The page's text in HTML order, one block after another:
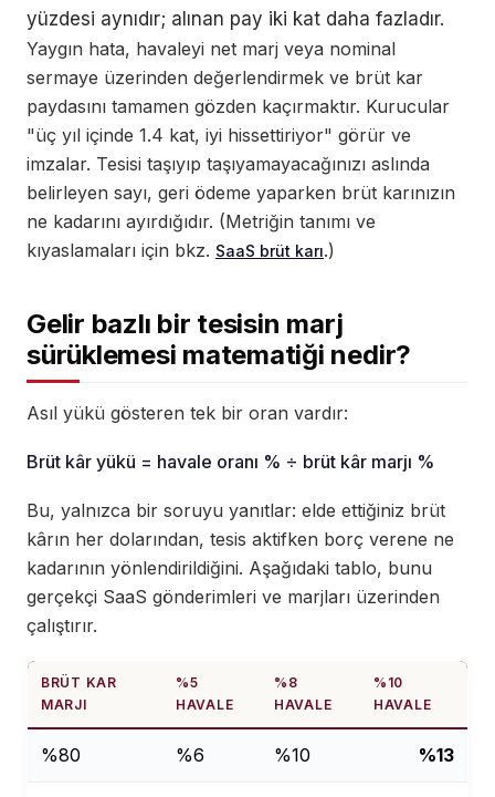
yüzdesi aynıdır; alınan pay iki kat daha fazladır.
Yaygın hata, havaleyi net marj veya nominal
sermaye üzerinden değerlendirmek ve brüt kar
paydasını tamamen gözden kaçırmaktır. Kurucular
"üç yıl içinde 1.4 kat, iyi hissettiriyor" görür ve
imzalar. Tesisi taşıyıp taşıyamayacağınızı aslında
belirleyen sayı, geri ödeme yaparken brüt karınızın
ne kadarını ayırdığıdır. (Metriğin tanımı ve
kıyaslamaları için bkz. SaaS brüt karı.)
Gelir bazlı bir tesisin marj
sürüklemesi matematiği nedir?
Asıl yükü gösteren tek bir oran vardır:
Brüt kâr yükü = havale oranı % ÷ brüt kâr marjı %
Bu, yalnızca bir soruyu yanıtlar: elde ettiğiniz brüt
kârın her dolarından, tesis aktifken borç verene ne
kadarının yönlendirildiğini. Aşağıdaki tablo, bunu
gerçekçi SaaS gönderimleri ve marjları üzerinden
çalıştırır.
BRÜT KAR
MARJI
%5
HAVALE
%8
HAVALE
%10
HAVALE
%80 %6 %10 %13